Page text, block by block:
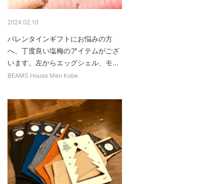
2024.02.10
バレンタインギフトにお悩みの方
へ、丁度良い塩梅のアイテムがござ
います。左からエッグシェル、モ...
BEAMS House Men Kobe